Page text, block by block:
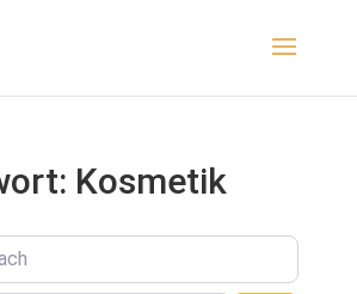
Kosmetik